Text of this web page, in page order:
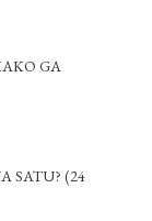
GA
SATU? (24